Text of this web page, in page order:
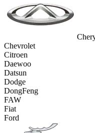
Chevrolet
Citroen
Daewoo
Datsun
Dodge
DongFeng
FAW
Fiat
Ford